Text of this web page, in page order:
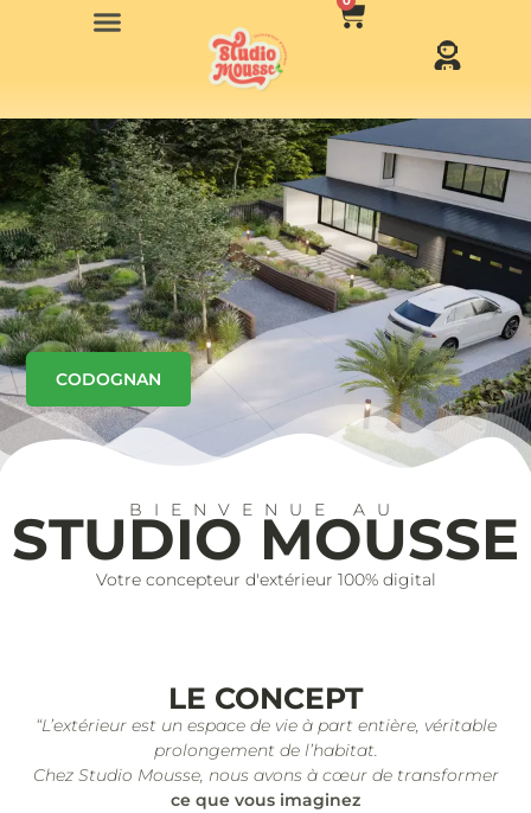
CODOGNAN
BIENVENUE AU
STUDIO MOUSSE
Votre concepteur d'extérieur 100% digital
LE CONCEPT
“L’extérieur est un espace de vie à part entière, véritable
prolongement de l’habitat.
Chez Studio Mousse, nous avons à cœur de transformer
ce que vous imaginez